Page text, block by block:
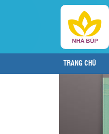
TRANG CHỦ